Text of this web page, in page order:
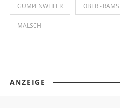
GUMPENWEILER OBER -
MALSCH
ANZEIGE